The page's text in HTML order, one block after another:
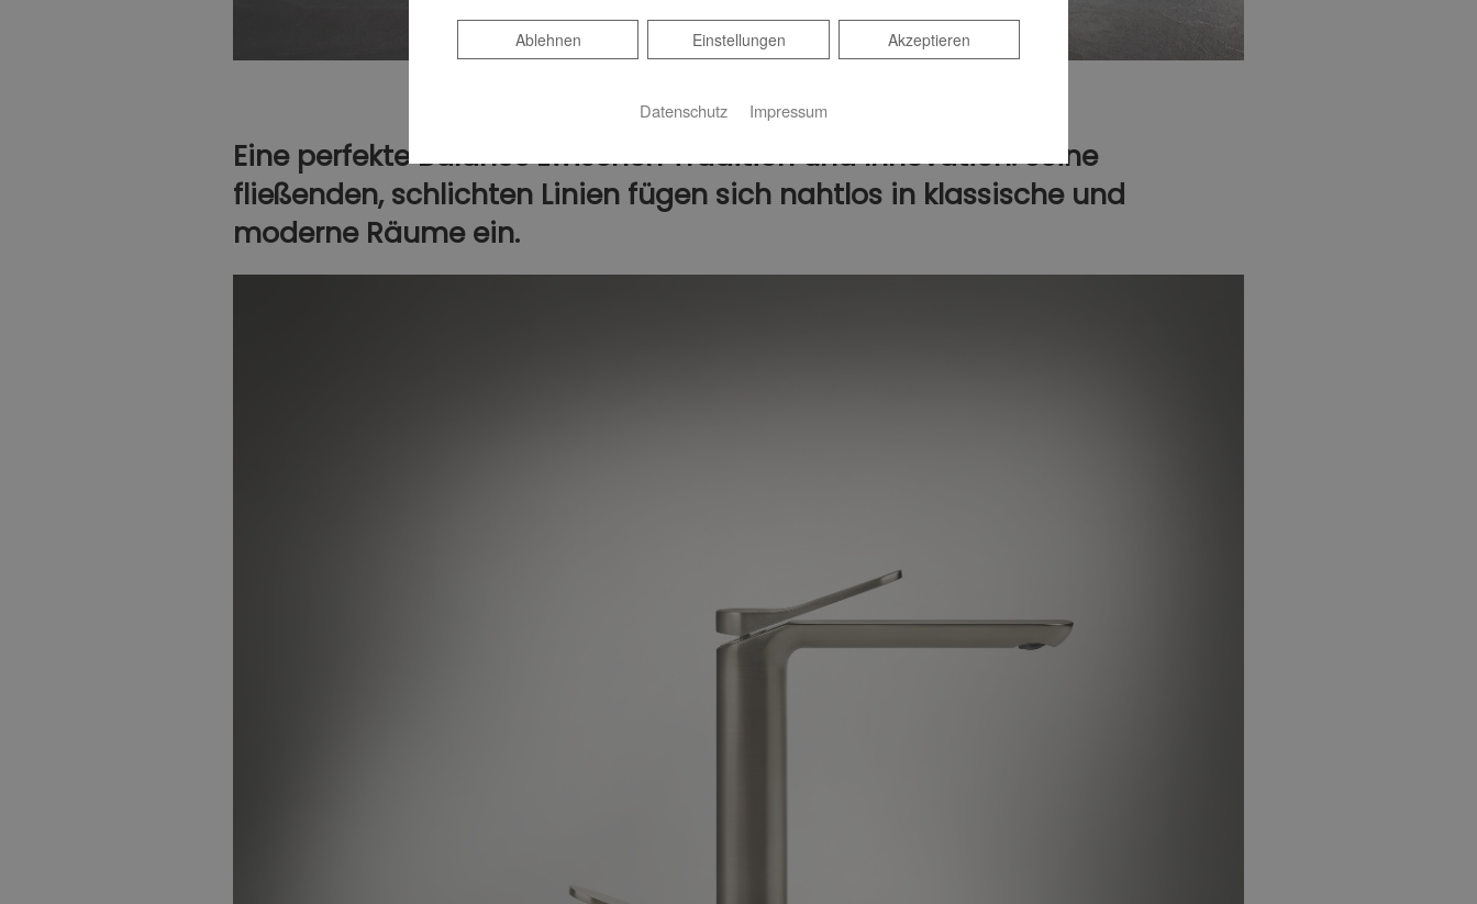
Eine perfekte Balance zwischen Tradition und Innovation: Seine
fließenden, schlichten Linien fügen sich nahtlos in klassische und
moderne Räume ein.
Akzeptieren
Einstellungen
Ablehnen
Ablehnen
Datenschutz Impressum